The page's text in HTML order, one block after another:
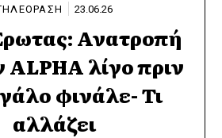
23.06.26
Ανατροπή
ALPHA λίγο πριν
φινάλε- Τι
αλλάζει